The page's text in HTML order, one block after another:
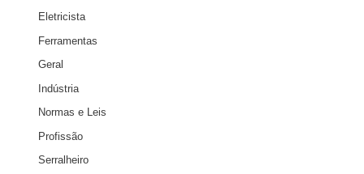
Eletricista
Ferramentas
Geral
Indústria
Normas e Leis
Profissão
Serralheiro